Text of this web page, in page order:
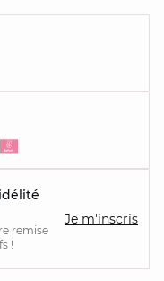
remise
!
Je m'inscris